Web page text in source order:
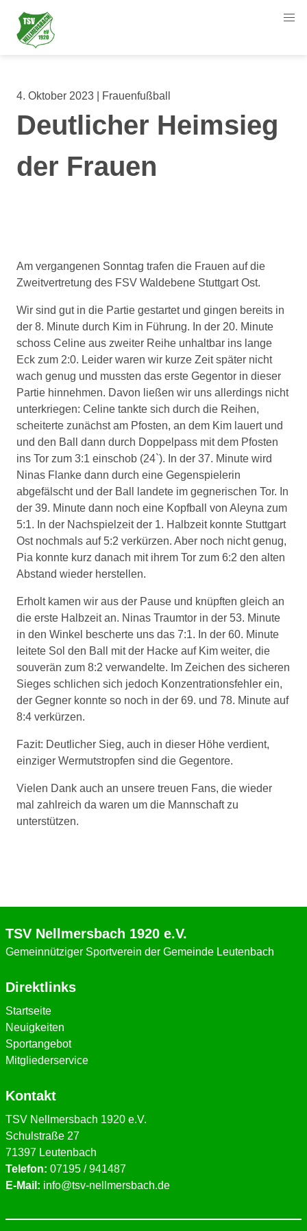
4. Oktober 2023 | Frauenfußball
Deutlicher Heimsieg
der Frauen
Am vergangenen Sonntag trafen die Frauen auf die
Zweitvertretung des FSV Waldebene Stuttgart Ost.
Wir sind gut in die Partie gestartet und gingen bereits in
der 8. Minute durch Kim in Führung. In der 20. Minute
schoss Celine aus zweiter Reihe unhaltbar ins lange
Eck zum 2:0. Leider waren wir kurze Zeit später nicht
wach genug und mussten das erste Gegentor in dieser
Partie hinnehmen. Davon ließen wir uns allerdings nicht
unterkriegen: Celine tankte sich durch die Reihen,
scheiterte zunächst am Pfosten, an dem Kim lauert und
und den Ball dann durch Doppelpass mit dem Pfosten
ins Tor zum 3:1 einschob (24`). In der 37. Minute wird
Ninas Flanke dann durch eine Gegenspielerin
abgefälscht und der Ball landete im gegnerischen Tor. In
der 39. Minute dann noch eine Kopfball von Aleyna zum
5:1. In der Nachspielzeit der 1. Halbzeit konnte Stuttgart
Ost nochmals auf 5:2 verkürzen. Aber noch nicht genug,
Pia konnte kurz danach mit ihrem Tor zum 6:2 den alten
Abstand wieder herstellen.
Erholt kamen wir aus der Pause und knüpften gleich an
die erste Halbzeit an. Ninas Traumtor in der 53. Minute
in den Winkel bescherte uns das 7:1. In der 60. Minute
leitete Sol den Ball mit der Hacke auf Kim weiter, die
souverän zum 8:2 verwandelte. Im Zeichen des sicheren
Sieges schlichen sich jedoch Konzentrationsfehler ein,
der Gegner konnte so noch in der 69. und 78. Minute auf
8:4 verkürzen.
Fazit: Deutlicher Sieg, auch in dieser Höhe verdient,
einziger Wermutstropfen sind die Gegentore.
Vielen Dank auch an unsere treuen Fans, die wieder
mal zahlreich da waren um die Mannschaft zu
unterstützen.
TSV Nellmersbach 1920 e.V.
Gemeinnütziger Sportverein der Gemeinde Leutenbach
Direktlinks
Startseite
Neuigkeiten
Sportangebot
Mitgliederservice
Kontakt
TSV Nellmersbach 1920 e.V.
Schulstraße 27
71397 Leutenbach
Telefon: 07195 / 941487
E-Mail: info@tsv-nellmersbach.de